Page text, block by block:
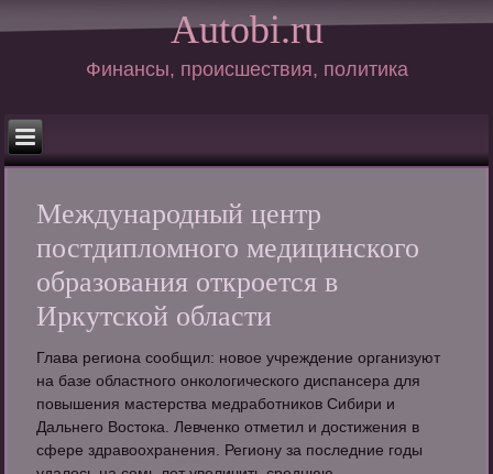
Autobi.ru
Финансы, происшествия, политика
Международный центр
постдипломного медицинского
образования откроется в
Иркутской области
Глава региона сообщил: новое учреждение организуют
на базе областного онкологического диспансера для
повышения мастерства медработников Сибири и
Дальнего Востока. Левченко отметил и достижения в
сфере здравоохранения. Региону за последние годы